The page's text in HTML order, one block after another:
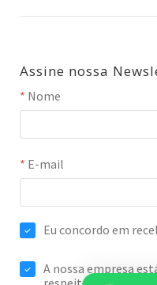
Assine nossa